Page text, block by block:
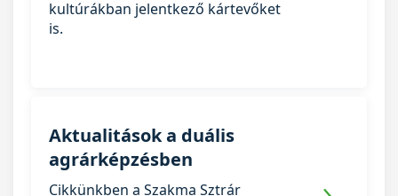
kultúrákban jelentkező kártevőket
is.
Aktualitások a duális
agrárképzésben
Cikkünkben a Szakma Sztrár